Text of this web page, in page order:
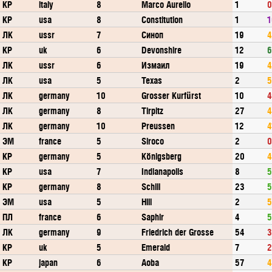
КР italy 8 Marco Aurelio 1
0
КР
usa 8 Constitution 1
ЛК
ussr 7 Синоп 19
КР
uk 6 Devonshire 12
ЛК
ussr 6 Измаил 19
ЛК
usa 5 Texas 2
ЛК
germany 10 Grosser Kurfürst 10
ЛК
germany 8 Tirpitz 27
ЛК
germany 10 Preussen 12
ЭМ
france 5 Siroco 2
0
КР
germany 5 Königsberg 20
КР
usa 7 Indianapolis 8
КР
germany 8 Schill 23
ЭМ
usa 5 Hill 2
ПЛ
france 6 Saphir 4
ЛК
germany 9 Friedrich der Grosse 54
КР
uk 5 Emerald 7
КР
japan 6 Aoba 57